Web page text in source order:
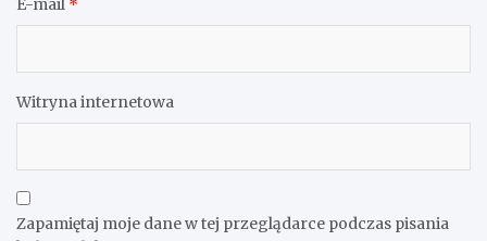
E-mail *
Witryna internetowa
Zapamiętaj moje dane w tej przeglądarce podczas pisania